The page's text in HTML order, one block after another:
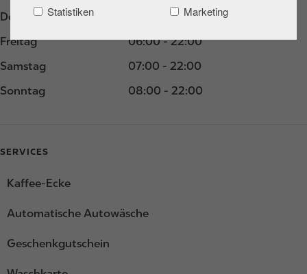
Statistiken
Marketing
Donnerstag
06:00 - 22:00
Freitag
06:00 - 22:00
Samstag
07:00 - 22:00
Sonntag
08:00 - 22:00
SERVICES
Kaffee-Ecke
Automatische Autowäsche
Geschenkgutschein